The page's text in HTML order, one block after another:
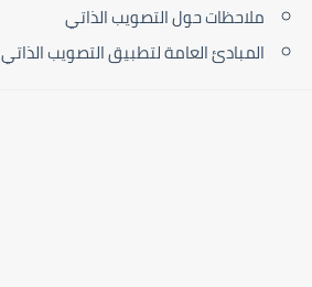
ملاحظات حول التصويب الذاتي
المبادئ العامة لتطبيق التصويب الذاتي